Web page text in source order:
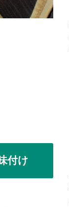
付け